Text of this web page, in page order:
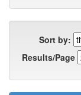
Sort by:
Results/Page